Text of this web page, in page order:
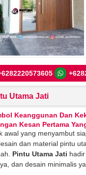
Utama Jati
Keanggunan Dan
Kesan Pertama
awal yang menyambut
dan material pintu
Pintu Utama Jati
dan desain minimalis